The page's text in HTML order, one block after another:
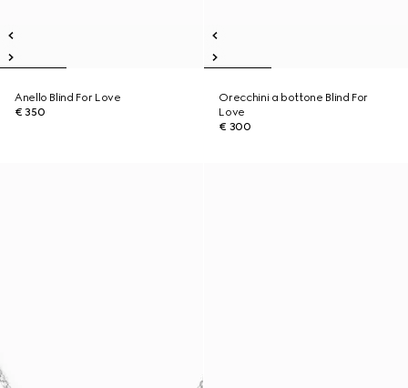
Anello Blind For Love
€ 350
Orecchini a bottone Blind For
Love
€ 300